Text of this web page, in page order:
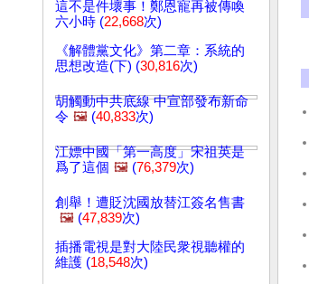
這不是件壞事！鄭恩寵再被傳喚
六小時 (22,668次)
《解體黨文化》第二章：系統的
思想改造(下) (30,816次)
胡觸動中共底線 中宣部發布新命
令 🖼️ (40,833次)
江嫖中國「第一高度」宋祖英是
爲了這個 🖼️ (76,379次)
創舉！遭貶沈國放替江簽名售書
🖼️ (47,839次)
插播電視是對大陸民衆視聽權的
維護 (18,548次)